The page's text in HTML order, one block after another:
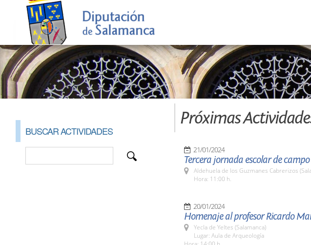
BUSCAR ACTIVIDADES
Próximas
21/01/2024
Tercera jornada escolar de
Aldehuela de los Guzmanes Cabrerizos
Hora: 11:00 h.
20/01/2024
Homenaje al profesor Ricardo
Yecla de Yeltes (Salamanca)
Lugar: Aula de Arqueología